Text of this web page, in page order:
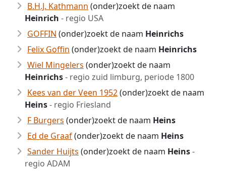
B.H.J. Kathmann (onder)zoekt de naam
Heinrich - regio USA
GOFFIN (onder)zoekt de naam Heinrichs
Felix Goffin (onder)zoekt de naam Heinrichs
Wiel Mingelers (onder)zoekt de naam
Heinrichs- regio zuid limburg, periode 1800
Kees van der Veen 1952(onder)zoekt de naam
Heins- regio Friesland
F Burgers (onder)zoekt de naam Heins
Ed de Graaf(onder)zoekt de naam Heins
Sander Huijts (onder)zoekt de naam Heins-
regio ADAM